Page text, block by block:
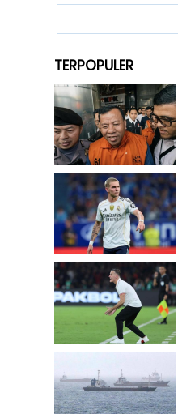
TERPOPULER